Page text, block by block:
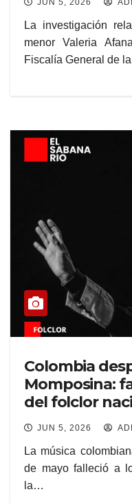
JUN 5, 2026
La investigación
menor Valeria
Fiscalía General de
Colombia
Momposina:
del folclor
JUN 5, 2026
La música
de mayo falleció a
la…